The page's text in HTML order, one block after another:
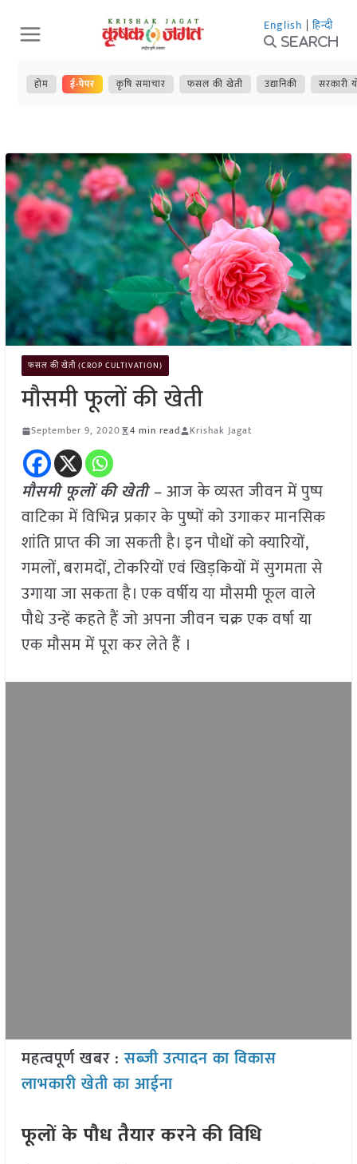
Skip
to
content
English | हिन्दी
Search
होम ई-पेपर कृषि समाचार फसल की खेती उद्यानिकी सरकारी
फसल की खेती (CROP CULTIVATION)
मौसमी फूलों की खेती
September 9, 2020 4 min read Krishak Jagat
मौसमी फूलों की खेती –आज के व्यस्त जीवन में पुष्प
वाटिका में विभिन्न प्रकार के पुष्पों को उगाकर मानसिक
शांति प्राप्त की जा सकती है। इन पौधों को क्यारियों,
गमलों, बरामदों, टोकरियों एवं खिड़कियों में सुगमता से
उगाया जा सकता है। एक वर्षीय या मौसमी फूल वाले
पौधे उन्हें कहते हैं जो अपना जीवन चक्र एक वर्षा या
एक मौसम में पूरा कर लेते हैं ।
महत्वपूर्ण खबर :सब्जी उत्पादन का विकास
लाभकारी खेती का आईना
फूलों के पौध तैयार करने की विधि